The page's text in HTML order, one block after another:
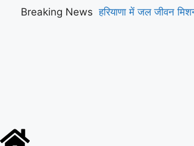
Breaking News हरियाणा में जल जीवन